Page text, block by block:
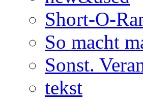
Short-O-
So macht
Sonst.
tekst